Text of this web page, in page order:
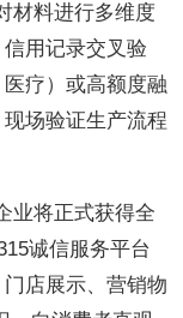
材料进行多维度
用记录交叉验
疗）或高额度融
场验证生产流程
业将正式获得全
诚信服务平台
店展示、营销物